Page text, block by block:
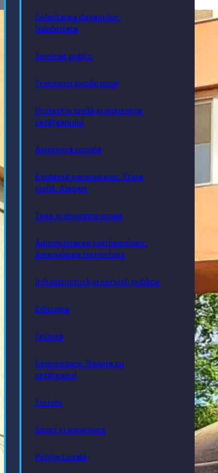
Colectarea deșeurilor.
Salubritate
Iluminat public
Transport public local
Protecție civilă și siguranța
cetățeanului
Asistență socială
Evidența persoanelor. Stare
civilă. Alegeri
Taxe și impozite locale
Administrarea patrimoniului.
Amenajarea teritoriului
Infrastructură și servicii publice
Educație
Cultură
Comunicare. Relația cu
cetățeanul
Turism
Sport și agrement
Poliția Locală